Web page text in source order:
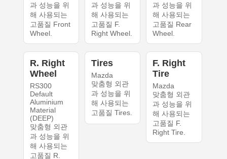
과 성능을 위
해 사용되는
고품질 Front
Wheel.
과 성능을 위
해 사용되는
고품질 F.
Right Wheel.
과 성능을 위
해 사용되는
고품질 Rear
Wheel.
R. Right
Wheel
RS300
Default
Aluminium
Material
(DEEP)
맞춤형 외관
과 성능을 위
해 사용되는
고품질 R.
Tires
Mazda
맞춤형 외관
과 성능을 위
해 사용되는
고품질 Tires.
F. Right
Tire
Mazda
맞춤형 외관
과 성능을 위
해 사용되는
고품질 F.
Right Tire.